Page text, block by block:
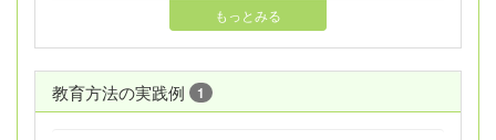
もっとみる
教育方法の実践例 1